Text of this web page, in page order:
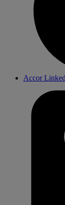
Accor